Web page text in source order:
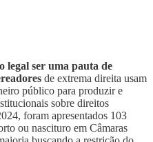
legal ser uma pauta de
de extrema direita usam
público para produzir e
sobre direitos
foram apresentados 103
ou nascituro em Câmaras